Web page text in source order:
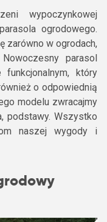
wypoczynkowej
ogrodowego.
zarówno w ogrodach,
parasol
który
o odpowiednią
modelu zwracajmy
podstawy. Wszystko
naszej wygody i